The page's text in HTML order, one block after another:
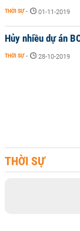
THỜI SỰ - 01-11-2019
Hủy nhiều dự án
THỜI SỰ - 28-10-2019
THỜI SỰ